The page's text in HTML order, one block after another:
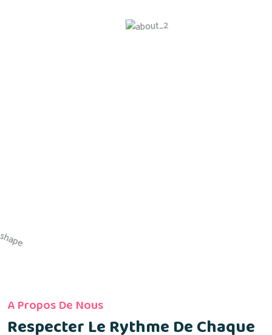
A Propos De Nous
Respecter Le Rythme De Chaque